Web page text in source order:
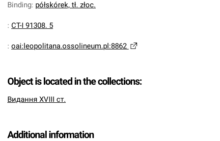
Binding: półskórek, tł. złoc.
: CT-I 91308. 5
: oai:leopolitana.ossolineum.pl:8862
Object is located in the collections:
Видання XVIII ст.
Additional information